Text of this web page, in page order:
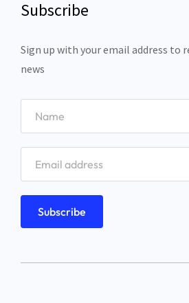
Subscribe
Sign up with your email address to
news